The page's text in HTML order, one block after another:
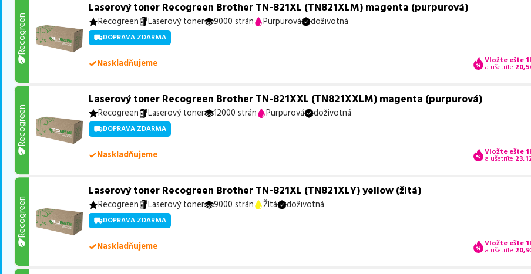
Recogreen
Laserový toner Recogreen Brother TN-821XL (TN821XLM) magenta (purpurová)
Recogreen Laserový toner 9000 strán Purpurová doživotná
DOPRAVA ZDARMA
Naskladňujeme Vložte ešte
a ušetríte
Recogreen
Laserový toner Recogreen Brother TN-821XXL (TN821XXLM) magenta (purpurová)
Recogreen Laserový toner 12000 strán Purpurová doživotná
DOPRAVA ZDARMA
Naskladňujeme Vložte ešte
a ušetríte
Recogreen
Laserový toner Recogreen Brother TN-821XL (TN821XLY) yellow (žltá)
Recogreen Laserový toner 9000 strán Žltá doživotná
DOPRAVA ZDARMA
Naskladňujeme Vložte ešte
a ušetríte